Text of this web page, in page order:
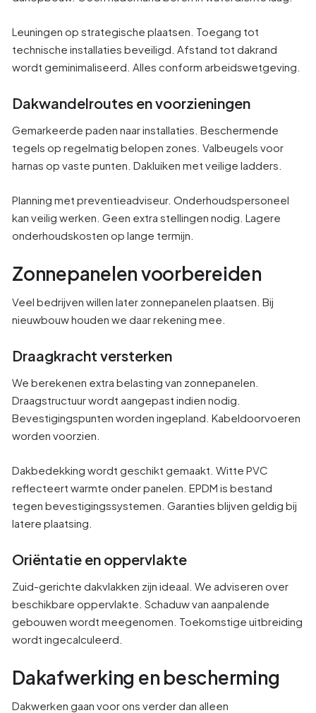
Leuningen op strategische plaatsen. Toegang tot
technische installaties beveiligd. Afstand tot dakrand
wordt geminimaliseerd. Alles conform arbeidswetgeving.
Dakwandelroutes en voorzieningen
Gemarkeerde paden naar installaties. Beschermende
tegels op regelmatig belopen zones. Valbeugels voor
harnas op vaste punten. Dakluiken met veilige ladders.
Planning met preventieadviseur. Onderhoudspersoneel
kan veilig werken. Geen extra stellingen nodig. Lagere
onderhoudskosten op lange termijn.
Zonnepanelen voorbereiden
Veel bedrijven willen later zonnepanelen plaatsen. Bij
nieuwbouw houden we daar rekening mee.
Draagkracht versterken
We berekenen extra belasting van zonnepanelen.
Draagstructuur wordt aangepast indien nodig.
Bevestigingspunten worden ingepland. Kabeldoorvoeren
worden voorzien.
Dakbedekking wordt geschikt gemaakt. Witte PVC
reflecteert warmte onder panelen. EPDM is bestand
tegen bevestigingssystemen. Garanties blijven geldig bij
latere plaatsing.
Oriëntatie en oppervlakte
Zuid-gerichte dakvlakken zijn ideaal. We adviseren over
beschikbare oppervlakte. Schaduw van aanpalende
gebouwen wordt meegenomen. Toekomstige uitbreiding
wordt ingecalculeerd.
Dakafwerking en bescherming
Dakwerken gaan voor ons verder dan alleen